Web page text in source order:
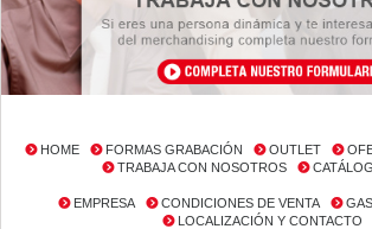
HOME FORMAS GRABACIÓN OUTLET
TRABAJA CON NOSOTROS
EMPRESA CONDICIONES DE VENTA
LOCALIZACIÓN Y CONTACTO